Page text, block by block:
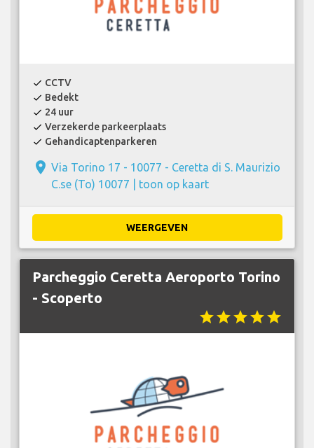
check CCTV
check Bedekt
check 24 uur
check Verzekerde parkeerplaats
check Gehandicaptenparkeren
place Via Torino 17 - 10077 - Ceretta di S. Maurizio
C.se (To) 10077 | toon op kaart
WEERGEVEN
Parcheggio Ceretta Aeroporto Torino
- Scoperto
starstarstarstarstar